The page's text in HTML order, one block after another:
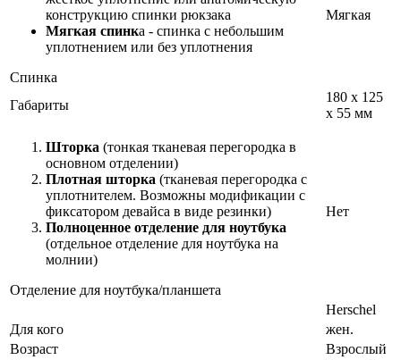
конструкцию спинки рюкзака
Мягкая спинка - спинка с небольшим
уплотнением или без уплотнения
Спинка
Мягкая
Габариты
180 x 125
x 55 мм
Шторка (тонкая тканевая перегородка в
основном отделении)
Плотная шторка (тканевая перегородка с
уплотнителем. Возможны модификации с
фиксатором девайса в виде резинки)
Полноценное отделение для ноутбука
(отдельное отделение для ноутбука на
молнии)
Отделение для ноутбука/планшета
Нет
Herschel
Для кого
жен.
Возраст
Взрослый